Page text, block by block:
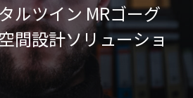
ルツイン MRゴーグ
間設計ソリューショ